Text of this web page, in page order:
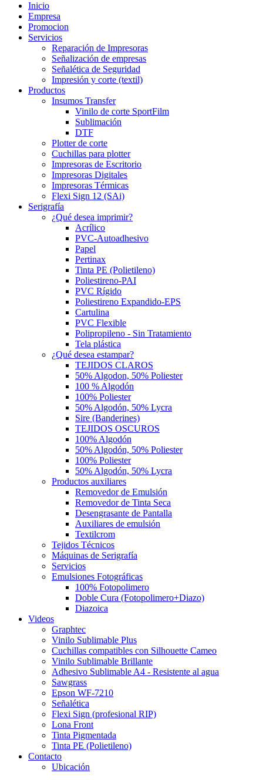
Inicio
Empresa
Promocion
Servicios
Reparación de Impresoras
Señalización de empresas
Señalética de Seguridad
Impresión y corte (textil)
Productos
Insumos Transfer
Vinilo de corte SportFilm
Sublimación
DTF
Plotter de corte
Cuchillas para plotter
Impresoras de Escritorio
Impresoras Digitales
Impresoras Térmicas
Flexi Sign 12 (SAi)
Serigrafía
¿Qué desea imprimir?
Acrílico
PVC-Autoadhesivo
Papel
Pertinax
Tinta PE (Polietileno)
Poliestireno-PAI
PVC Rígido
Poliestireno Expandido-EPS
Cartulina
PVC Flexible
Polipropileno - Sin Tratamiento
Tela plástica
¿Qué desea estampar?
TEJIDOS CLAROS
50% Algodon, 50% Poliester
100 % Algodón
100% Poliester
50% Algodón, 50% Lycra
Sire (Banderines)
TEJIDOS OSCUROS
100% Algodón
50% Algodón, 50% Poliester
100% Poliester
50% Algodón, 50% Lycra
Productos auxiliares
Removedor de Emulsión
Removedor de Tinta Seca
Desengrasante de Pantalla
Auxiliares de emulsión
Textilcrom
Tejidos Técnicos
Máquinas de Serigrafía
Servicios
Emulsiones Fotográficas
100% Fotopolimero
Doble Cura (Fotopolimero+Diazo)
Diazoica
Videos
Graphtec
Vinilo Sublimable Plus
Cuchillas compatibles con Silhouette Cameo
Vinilo Sublimable Brillante
Adhesivo Sublimable A4 - Resistente al agua
Sawgrass
Epson WF-7210
Señalética
Flexi Sign (profesional RIP)
Lona Front
Tinta Pigmentada
Tinta PE (Polietileno)
Contacto
Ubicación